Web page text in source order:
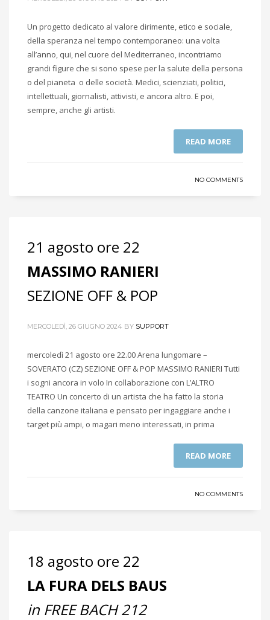
Un progetto dedicato al valore dirimente, etico e sociale,
della speranza nel tempo contemporaneo: una volta
all’anno, qui, nel cuore del Mediterraneo, incontriamo
grandi figure che si sono spese per la salute della persona
o del pianeta o delle società. Medici, scienziati, politici,
intellettuali, giornalisti, attivisti, e ancora altro. E poi,
sempre, anche gli artisti.
READ MORE
NO COMMENTS
21 agosto ore 22
MASSIMO RANIERI
SEZIONE OFF & POP
MERCOLEDÌ, 26 GIUGNO 2024 BY SUPPORT
mercoledì 21 agosto ore 22.00 Arena lungomare –
SOVERATO (CZ) SEZIONE OFF & POP MASSIMO RANIERI Tutti
i sogni ancora in volo In collaborazione con L’ALTRO
TEATRO Un concerto di un artista che ha fatto la storia
della canzone italiana e pensato per ingaggiare anche i
target più ampi, o magari meno interessati, in prima
READ MORE
NO COMMENTS
18 agosto ore 22
LA FURA DELS BAUS
in FREE BACH 212